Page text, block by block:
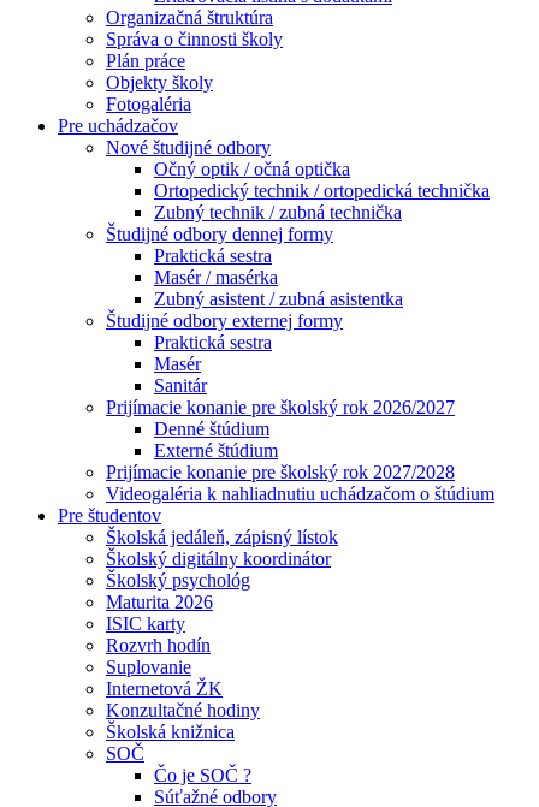
Organizačná štruktúra
Správa o činnosti školy
Plán práce
Objekty školy
Fotogaléria
Pre uchádzačov
Nové študijné odbory
Očný optik / očná optička
Ortopedický technik / ortopedická technička
Zubný technik / zubná technička
Študijné odbory dennej formy
Praktická sestra
Masér / masérka
Zubný asistent / zubná asistentka
Študijné odbory externej formy
Praktická sestra
Masér
Sanitár
Prijímacie konanie pre školský rok 2026/2027
Denné štúdium
Externé štúdium
Prijímacie konanie pre školský rok 2027/2028
Videogaléria k nahliadnutiu uchádzačom o štúdium
Pre študentov
Školská jedáleň, zápisný lístok
Školský digitálny koordinátor
Školský psychológ
Maturita 2026
ISIC karty
Rozvrh hodín
Suplovanie
Internetová ŽK
Konzultačné hodiny
Školská knižnica
SOČ
Čo je SOČ ?
Súťažné odbory